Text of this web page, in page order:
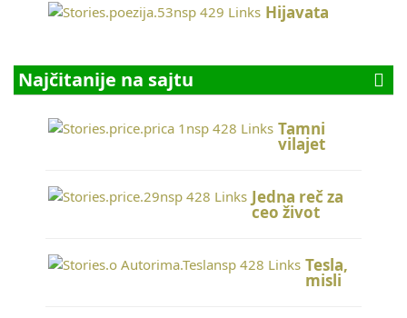
Hijavata
Najčitanije na sajtu
Tamni
vilajet
Jedna reč za
ceo život
Tesla,
misli